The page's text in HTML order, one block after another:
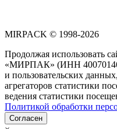
MIRPACK © 1998-2026
Продолжая использовать
«МИРПАК» (ИНН
и пользовательских
агрегаторов статистики
ведения статистики
Политикой обработки
Согласен